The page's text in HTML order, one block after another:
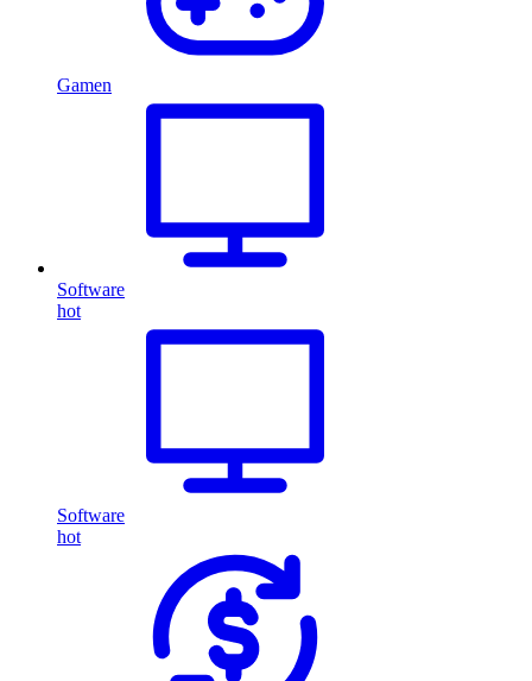
Gamen
Software
hot
Software
hot